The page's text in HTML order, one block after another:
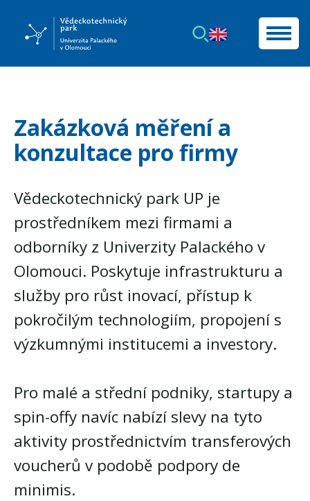
Zakázková měření a
konzultace pro firmy
Vědeckotechnický park UP je
prostředníkem mezi firmami a
odborníky z Univerzity Palackého v
Olomouci. Poskytuje infrastrukturu a
služby pro růst inovací, přístup k
pokročilým technologiím, propojení s
výzkumnými institucemi a investory.
Pro malé a střední podniky, startupy a
spin-offy navíc nabízí slevy na tyto
aktivity prostřednictvím transferových
voucherů v podobě podpory de
minimis.